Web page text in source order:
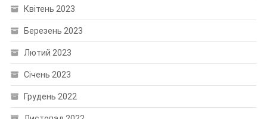
Квітень 2023
Березень 2023
Лютий 2023
Січень 2023
Грудень 2022